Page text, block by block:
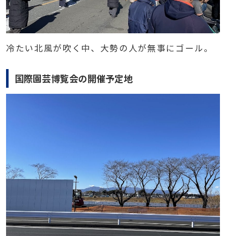
冷たい北風が吹く中、大勢の人が無事にゴール。
国際園芸博覧会の開催予定地